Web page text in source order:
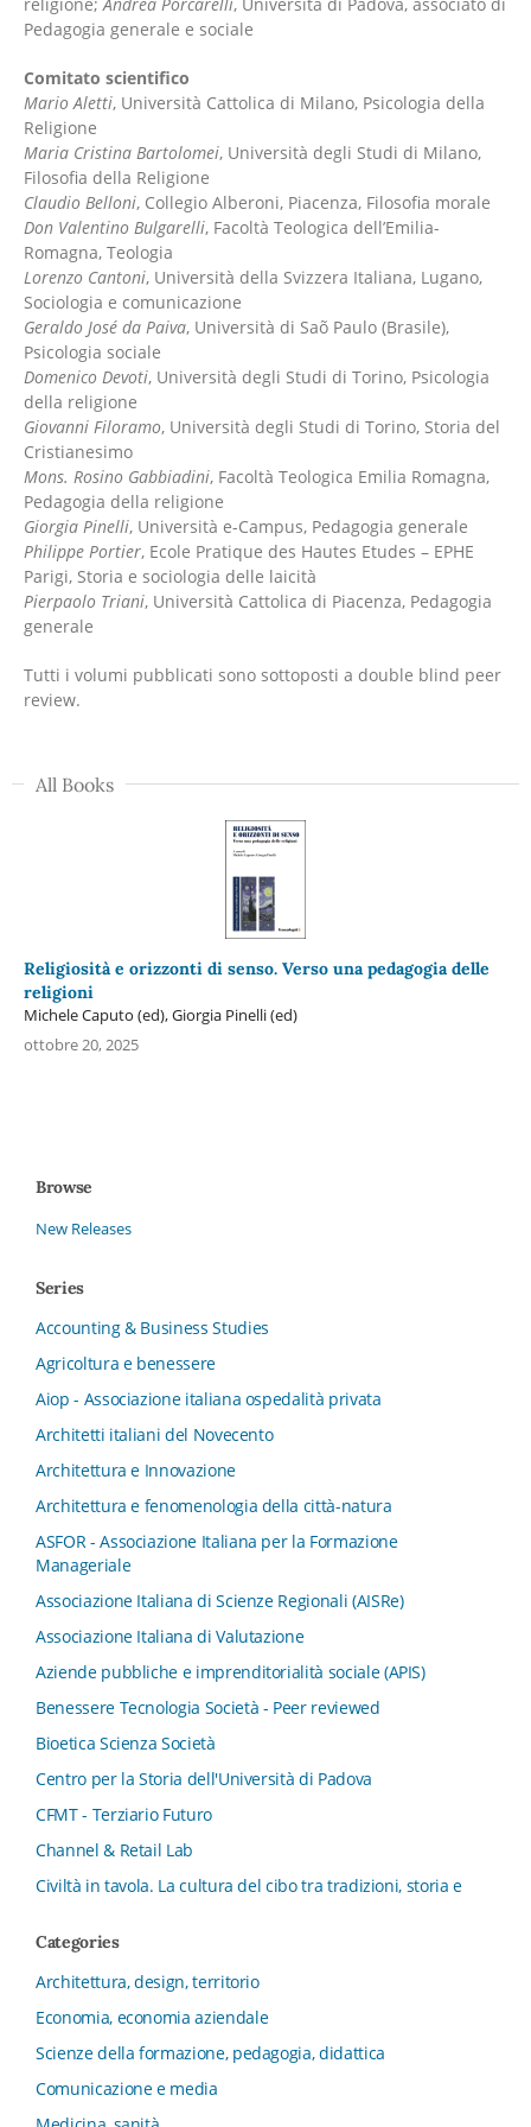
religione;Andrea Porcarelli, Università di Padova, associato di
Pedagogia generale e sociale
Comitato scientifico
Mario Aletti, Università Cattolica di Milano, Psicologia della
Religione
Maria Cristina Bartolomei, Università degli Studi di Milano,
Filosofia della Religione
Claudio Belloni, Collegio Alberoni, Piacenza, Filosofia morale
Don Valentino Bulgarelli, Facoltà Teologica dell’Emilia-
Romagna, Teologia
Lorenzo Cantoni, Università della Svizzera Italiana, Lugano,
Sociologia e comunicazione
Geraldo José da Paiva, Università di Saõ Paulo (Brasile),
Psicologia sociale
Domenico Devoti, Università degli Studi di Torino, Psicologia
della religione
Giovanni Filoramo, Università degli Studi di Torino, Storia del
Cristianesimo
Mons. Rosino Gabbiadini, Facoltà Teologica Emilia Romagna,
Pedagogia della religione
Giorgia Pinelli, Università e-Campus, Pedagogia generale
Philippe Portier, Ecole Pratique des Hautes Etudes – EPHE
Parigi, Storia e sociologia delle laicità
Pierpaolo Triani, Università Cattolica di Piacenza, Pedagogia
generale
Tutti i volumi pubblicati sono sottoposti a double blind peer
review.
All Books
Religiosità e orizzonti di senso. Verso una pedagogia delle
religioni
Michele Caputo (ed), Giorgia Pinelli (ed)
ottobre 20, 2025
Browse
New Releases
Series
Accounting & Business Studies
Agricoltura e benessere
Aiop - Associazione italiana ospedalità privata
Architetti italiani del Novecento
Architettura e Innovazione
Architettura e fenomenologia della città-natura
ASFOR - Associazione Italiana per la Formazione
Manageriale
Associazione Italiana di Scienze Regionali (AISRe)
Associazione Italiana di Valutazione
Aziende pubbliche e imprenditorialità sociale (APIS)
Benessere Tecnologia Società - Peer reviewed
Bioetica Scienza Società
Centro per la Storia dell'Università di Padova
CFMT - Terziario Futuro
Channel & Retail Lab
Civiltà in tavola. La cultura del cibo tra tradizioni, storia e
Collana del Dipartimento di Scienze Aziendali, Management
dell’Economia Università di Bologna
Collana di Clinica della formazione
Categories
Architettura, design, territorio
Economia, economia aziendale
Scienze della formazione, pedagogia, didattica
Comunicazione e media